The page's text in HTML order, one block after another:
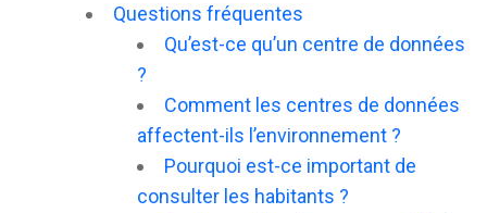
Questions fréquentes
Qu’est-ce qu’un centre de données
?
Comment les centres de données
affectent-ils l’environnement ?
Pourquoi est-ce important de
consulter les habitants ?